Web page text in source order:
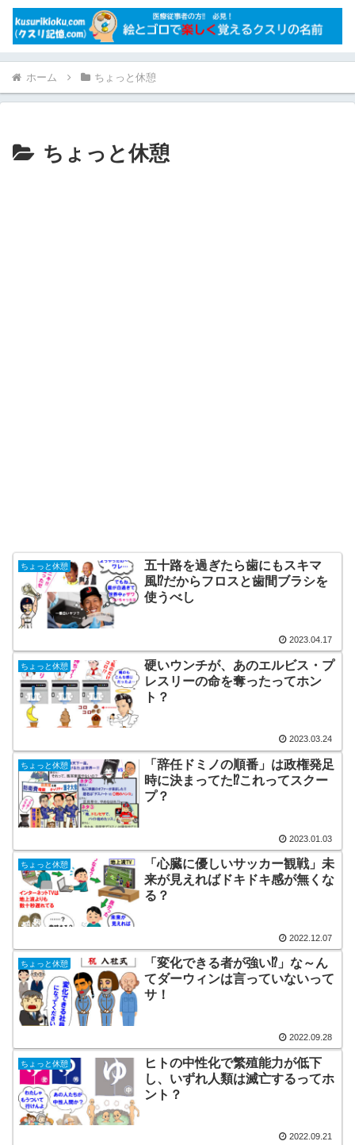
ホーム ちょっと休憩
ちょっと休憩
ちょっと休憩
五十路を過ぎたら歯にもスキマ
風⁉だからフロスと歯間ブラシを
使うべし
2023.04.17
ちょっと休憩
硬いウンチが、あのエルビス・プ
レスリーの命を奪ったってホン
ト？
2023.03.24
ちょっと休憩
「辞任ドミノの順番」は政権発足
時に決まってた⁉これってスクー
プ？
2023.01.03
ちょっと休憩
「心臓に優しいサッカー観戦」未
来が見えればドキドキ感が無くな
る？
2022.12.07
ちょっと休憩
「変化できる者が強い⁉」な～ん
てダーウィンは言っていないって
サ！
2022.09.28
ちょっと休憩
ヒトの中性化で繁殖能力が低下
し、いずれ人類は滅亡するってホ
ント？
2022.09.21